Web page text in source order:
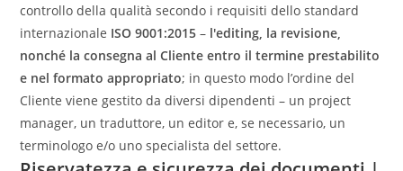
controllo della qualità secondo i requisiti dello standard
internazionale ISO 9001:2015– l'editing, la revisione,
nonché la consegna al Cliente entro il termine prestabilito
e nel formato appropriato; in questo modo l’ordine del
Cliente viene gestito da diversi dipendenti – un project
manager, un traduttore, un editor e, se necessario, un
terminologo e/o uno specialista del settore.